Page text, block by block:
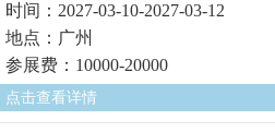
时间：2027-03-10-2027-03-12
地点：广州
参展费：10000-20000
点击查看详情